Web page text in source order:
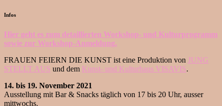
Infos
Hier geht es zum detaillierten Workshop- und Kulturprogramm
sowie zur Workshop-Anmeldung.
FRAUEN FEIERN DIE KUNST ist eine Produktion von JUNG
STELLT AUS und dem Kunst- und Kulturhaus VISAVIS.
14. bis 19. November 2021
Ausstellung mit Bar & Snacks täglich von 17 bis 20 Uhr, ausser
mittwochs.